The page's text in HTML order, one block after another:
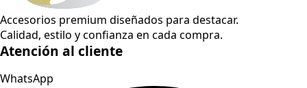
Accesorios premium diseñados para destacar.
Calidad, estilo y confianza en cada compra.
Atención al cliente
WhatsApp